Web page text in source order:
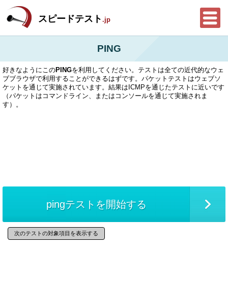
スピードテスト .jp
PING
好きなようにこのPINGを利用してください。テストは全ての近代的なウェ
ブブラウザで利用することができるはずです。パケットテストはウェブソ
ケットを通じて実施されています。結果はICMPを通じたテストに近いです
（パケットはコマンドライン、またはコンソールを通じて実施されま
す）。
pingテストを開始する
次のテストの対象項目を表示する